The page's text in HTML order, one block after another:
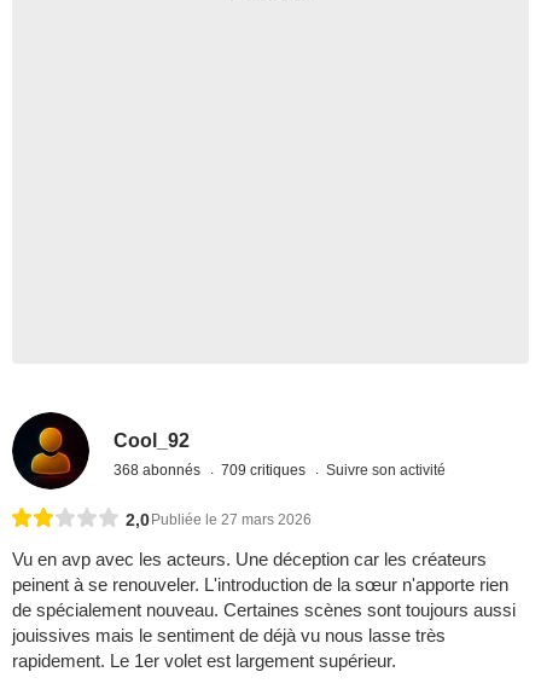
Cool_92
368 abonnés 709 critiques Suivre son activité
2,0 Publiée le 27 mars 2026
Vu en avp avec les acteurs. Une déception car les créateurs
peinent à se renouveler. L'introduction de la sœur n'apporte rien
de spécialement nouveau. Certaines scènes sont toujours aussi
jouissives mais le sentiment de déjà vu nous lasse très
rapidement. Le 1er volet est largement supérieur.